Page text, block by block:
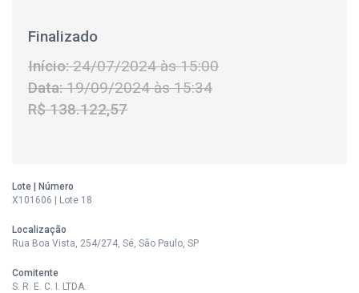
Finalizado
Início:24/07/2024 às 15:00
Data:19/09/2024 às 15:34
R$ 138.122,57
Lote | Número
X101606 | Lote 18
Localização
Rua Boa Vista, 254/274, Sé, São Paulo, SP
Comitente
S. R. E. C. I. LTDA.